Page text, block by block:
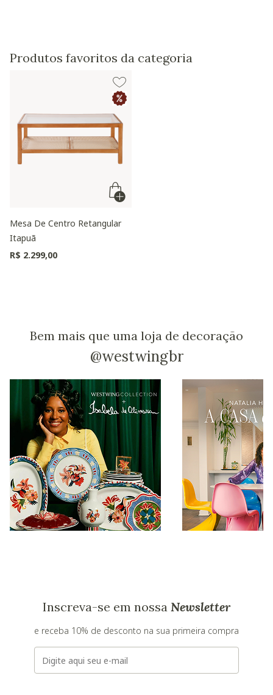
Produtos favoritos da categoria
Mesa De Centro Retangular
Itapuã
R$ 2.299,00
Bem mais que uma loja de decoração
@westwingbr
Inscreva-se em nossa Newsletter
e receba 10% de desconto na sua primeira compra
E-mail